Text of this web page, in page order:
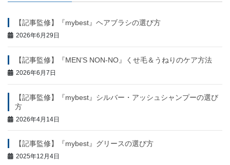
【記事監修】『mybest』ヘアブラシの選び方
2026年6月29日
【記事監修】『MEN’S NON-NO』くせ毛＆うねりのケア方法
2026年6月7日
【記事監修】『mybest』シルバー・アッシュシャンプーの選び
方
2026年4月14日
【記事監修】『mybest』グリースの選び方
2025年12月4日